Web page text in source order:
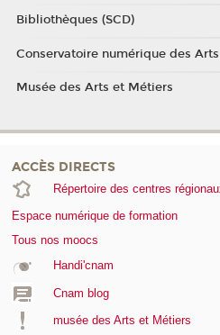
Bibliothèques (SCD)
Conservatoire numérique des
Musée des Arts et Métiers
ACCÈS DIRECTS
Répertoire des centres
Espace numérique de formation
Tous nos moocs
Handi'cnam
Cnam blog
musée des Arts et Métiers